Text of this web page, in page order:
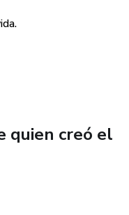
y emprendedores.
quien creó el